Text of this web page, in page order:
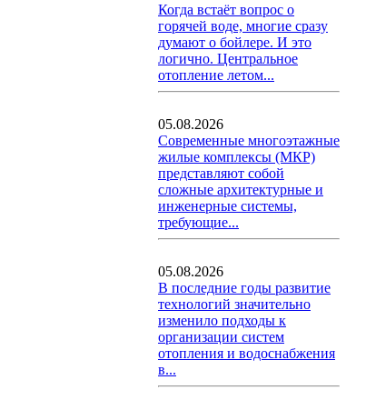
Когда встаёт вопрос о
горячей воде, многие сразу
думают о бойлере. И это
логично. Центральное
отопление летом...
05.08.2026
Современные многоэтажные
жилые комплексы (МКР)
представляют собой
сложные архитектурные и
инженерные системы,
требующие...
05.08.2026
В последние годы развитие
технологий значительно
изменило подходы к
организации систем
отопления и водоснабжения
в...